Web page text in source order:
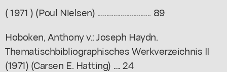
( 1971 ) (Poul Nielsen) .............................. 89
Hoboken, Anthony v.: Joseph Haydn.
Thematischbibliographisches Werkverzeichnis II
(1971) (Carsen E. Hatting) .... 24